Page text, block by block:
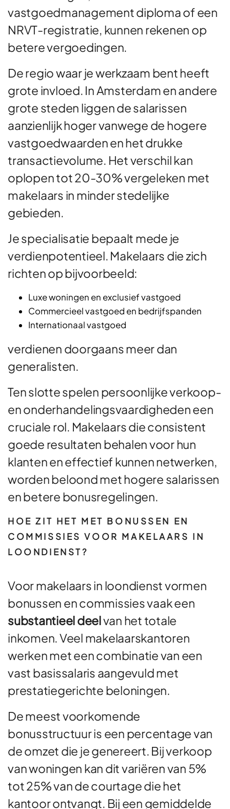
vastgoedmanagement diploma of een
NRVT-registratie, kunnen rekenen op
betere vergoedingen.
De regio waar je werkzaam bent heeft
grote invloed. In Amsterdam en andere
grote steden liggen de salarissen
aanzienlijk hoger vanwege de hogere
vastgoedwaarden en het drukke
transactievolume. Het verschil kan
oplopen tot 20-30% vergeleken met
makelaars in minder stedelijke
gebieden.
Je specialisatie bepaalt mede je
verdienpotentieel. Makelaars die zich
richten op bijvoorbeeld:
Luxe woningen en exclusief vastgoed
Commercieel vastgoed en bedrijfspanden
Internationaal vastgoed
verdienen doorgaans meer dan
generalisten.
Ten slotte spelen persoonlijke verkoop-
en onderhandelingsvaardigheden een
cruciale rol. Makelaars die consistent
goede resultaten behalen voor hun
klanten en effectief kunnen netwerken,
worden beloond met hogere salarissen
en betere bonusregelingen.
HOE ZIT HET MET BONUSSEN EN
COMMISSIES VOOR MAKELAARS IN
LOONDIENST?
Voor makelaars in loondienst vormen
bonussen en commissies vaak een
substantieel deelvan het totale
inkomen. Veel makelaarskantoren
werken met een combinatie van een
vast basissalaris aangevuld met
prestatiegerichte beloningen.
De meest voorkomende
bonusstructuur is een percentage van
de omzet die je genereert. Bij verkoop
van woningen kan dit variëren van 5%
tot 25% van de courtage die het
kantoor ontvangt. Bij een gemiddelde